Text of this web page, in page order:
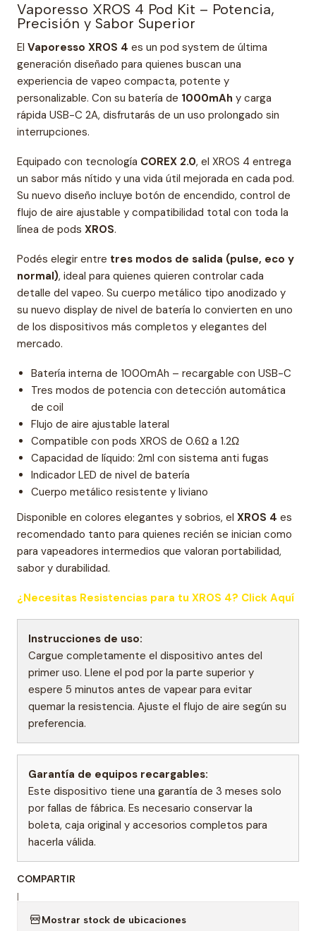
Vaporesso XROS 4 Pod Kit – Potencia,
Precisión y Sabor Superior
El Vaporesso XROS 4 es un pod system de última
generación diseñado para quienes buscan una
experiencia de vapeo compacta, potente y
personalizable. Con su batería de 1000mAh y carga
rápida USB-C 2A, disfrutarás de un uso prolongado sin
interrupciones.
Equipado con tecnología COREX 2.0, el XROS 4 entrega
un sabor más nítido y una vida útil mejorada en cada pod.
Su nuevo diseño incluye botón de encendido, control de
flujo de aire ajustable y compatibilidad total con toda la
línea de pods XROS.
Podés elegir entre tres modos de salida (pulse, eco y
normal), ideal para quienes quieren controlar cada
detalle del vapeo. Su cuerpo metálico tipo anodizado y
su nuevo display de nivel de batería lo convierten en uno
de los dispositivos más completos y elegantes del
mercado.
Batería interna de 1000mAh – recargable con USB-C
Tres modos de potencia con detección automática
de coil
Flujo de aire ajustable lateral
Compatible con pods XROS de 0.6Ω a 1.2Ω
Capacidad de líquido: 2ml con sistema anti fugas
Indicador LED de nivel de batería
Cuerpo metálico resistente y liviano
Disponible en colores elegantes y sobrios, el XROS 4 es
recomendado tanto para quienes recién se inician como
para vapeadores intermedios que valoran portabilidad,
sabor y durabilidad.
¿Necesitas Resistencias para tu XROS 4? Click Aquí
Instrucciones de uso:
Cargue completamente el dispositivo antes del
primer uso. Llene el pod por la parte superior y
espere 5 minutos antes de vapear para evitar
quemar la resistencia. Ajuste el flujo de aire según su
preferencia.
Garantía de equipos recargables:
Este dispositivo tiene una garantía de 3 meses solo
por fallas de fábrica. Es necesario conservar la
boleta, caja original y accesorios completos para
hacerla válida.
COMPARTIR
|
Mostrar stock de ubicaciones